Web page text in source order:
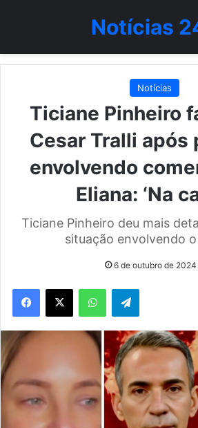
Notícias
Notícias
Ticiane Pinheiro
Cesar Tralli após
envolvendo
Eliana: ‘Na
Ticiane Pinheiro deu mais
situação envolvendo
6 de outubro de 2024
WhatsAppTelegram